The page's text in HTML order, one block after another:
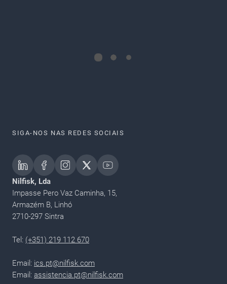
SIGA-NOS NAS REDES SOCIAIS
Nilfisk, Lda
Impasse Pero Vaz Caminha, 15,
Armazém B, Linhó
2710-297 Sintra
Tel: (+351) 219 112 670
Email: ics.pt@nilfisk.com
Email: assistencia.pt@nilfisk.com